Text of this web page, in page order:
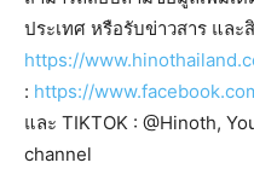
ประเทศ หรือรับข่าวสาร และ
https://
: https://
และ TIKTOK : @Hinoth,
channel